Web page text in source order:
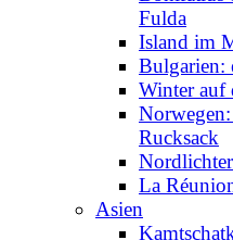
Fulda
Island im
Bulgarien:
Winter auf
Rucksack
La
Asien